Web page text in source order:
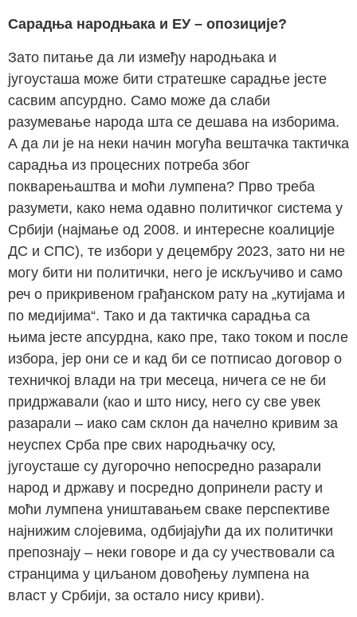
Сарадња народњака и ЕУ – опозиције?
Зато питање да ли између народњака и
југоусташа може бити стратешке сарадње јесте
сасвим апсурдно. Само може да слаби
разумевање народа шта се дешава на изборима.
А да ли је на неки начин могућа вештачка тактичка
сарадња из процесних потреба због
покварењаштва и моћи лумпена? Прво треба
разумети, како нема одавно политичког система у
Србији (најмање од 2008. и интересне коалиције
ДС и СПС), те избори у децембру 2023, зато ни не
могу бити ни политички, него је искључиво и само
реч о прикривеном грађанском рату на „кутијама и
по медијима“. Тако и да тактичка сарадња са
њима јесте апсурдна, како пре, тако током и после
избора, јер они се и кад би се потписао договор о
техничкој влади на три месеца, ничега се не би
придржавали (као и што нису, него су све увек
разарали – иако сам склон да начелно кривим за
неуспех Срба пре свих народњачку осу,
југоусташе су дугорочно непосредно разарали
народ и државу и посредно допринели расту и
моћи лумпена уништавањем сваке перспективе
најнижим слојевима, одбијајући да их политички
препознају – неки говоре и да су учествовали са
странцима у циљаном довођењу лумпена на
власт у Србији, за остало нису криви).